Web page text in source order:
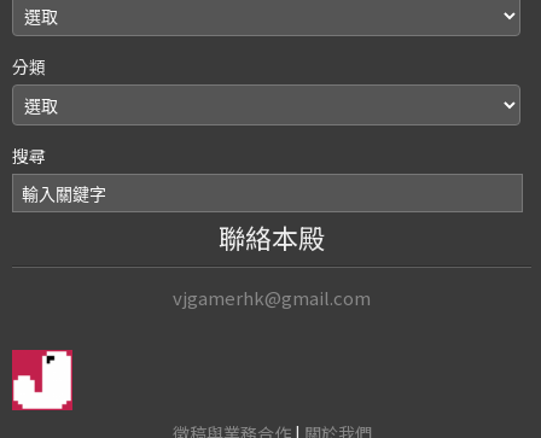
分類
搜尋
聯絡本殿
vjgamerhk@gmail.com
徵稿與業務合作| 關於我們